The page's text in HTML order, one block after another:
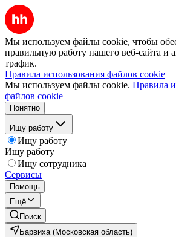
Мы используем файлы cookie, чтобы
правильную работу нашего веб-сайта и
трафик.
Правила использования файлов cookie
Мы используем файлы cookie. Правила
файлов cookie
Понятно
Ищу работу
Ищу работу
Ищу работу
Ищу сотрудника
Сервисы
Помощь
Ещё
Поиск
Барвиха (Московская область)